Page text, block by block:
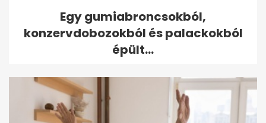
Egy gumiabroncsokból,
konzervdobozokból és palackokból
épült...